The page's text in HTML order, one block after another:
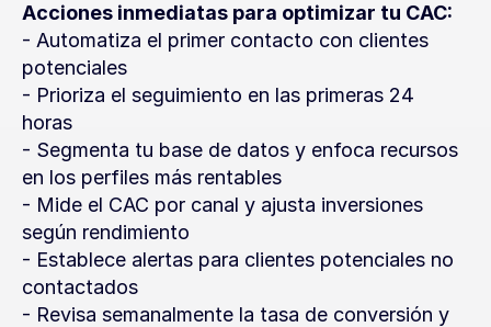
Acciones inmediatas para optimizar tu CAC:
- Automatiza el primer contacto con clientes
potenciales
- Prioriza el seguimiento en las primeras 24
horas
- Segmenta tu base de datos y enfoca recursos
en los perfiles más rentables
- Mide el CAC por canal y ajusta inversiones
según rendimiento
- Establece alertas para clientes potenciales no
contactados
- Revisa semanalmente la tasa de conversión y